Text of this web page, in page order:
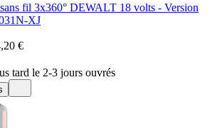
fil 3x360° DEWALT 18 volts - Version
XJ
€
tard le 2-3 jours ouvrés